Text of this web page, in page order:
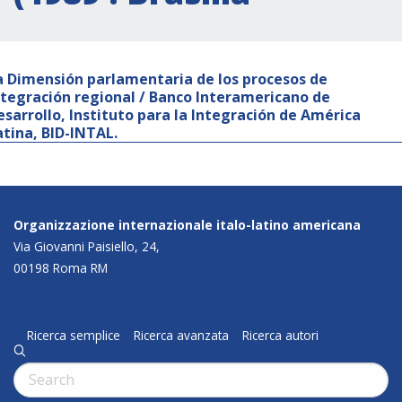
Dimensión parlamentaria de los procesos de
regional / Banco Interamericano de
Instituto para la Integración de América
BID-INTAL.
Organizzazione internazionale italo-latino americana
Via Giovanni Paisiello, 24,
00198 Roma RM
Ricerca semplice Ricerca avanzata Ricerca autori
q
Cerca: